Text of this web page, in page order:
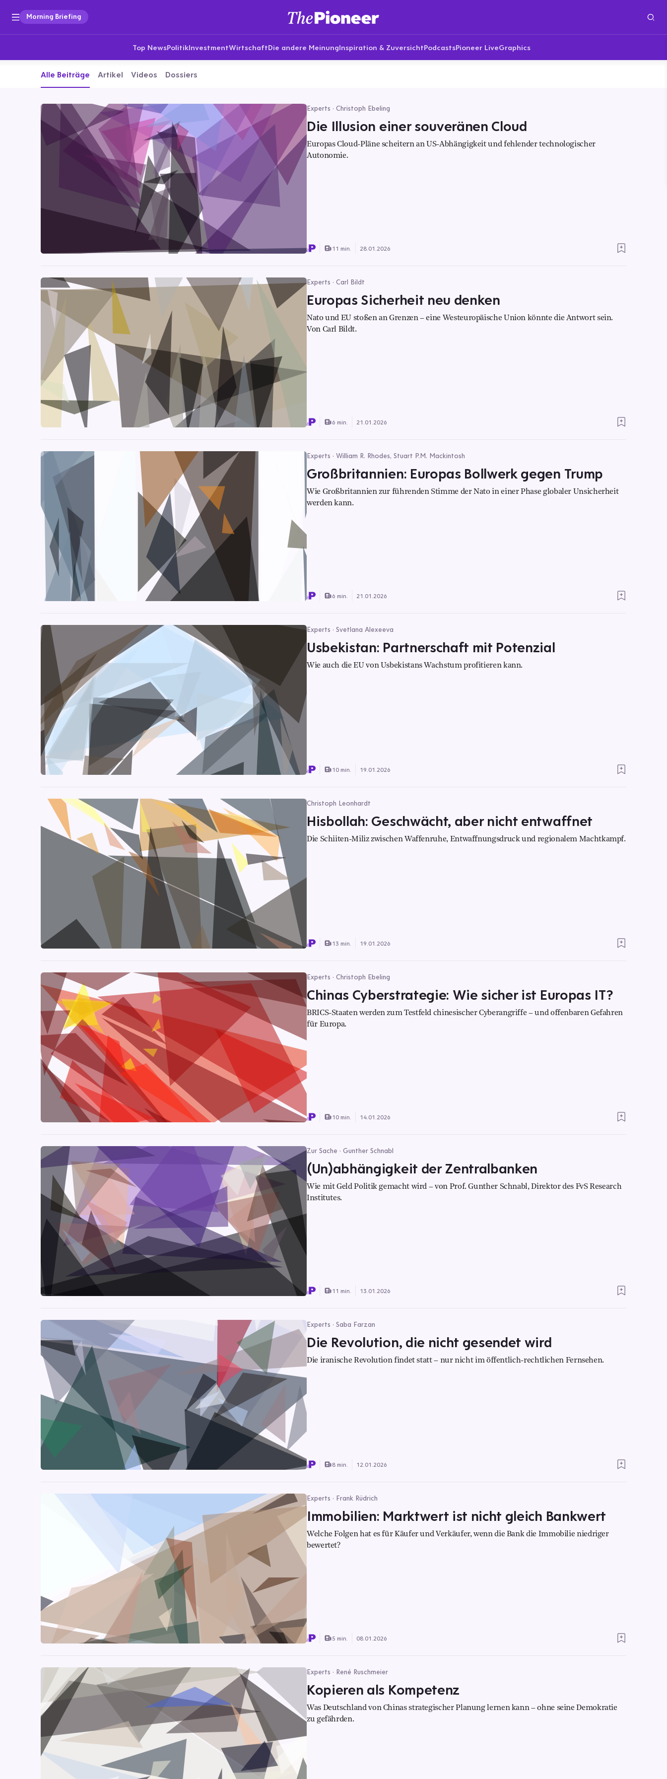
Morning Briefing
Top NewsPolitikInvestmentWirtschaftDie andere MeinungInspiration & ZuversichtPodcastsPioneer LiveGraphics
Alle Beiträge Artikel Videos Dossiers
Experts · Christoph Ebeling
Die Illusion einer souveränen Cloud
Europas Cloud-Pläne scheitern an US-Abhängigkeit und fehlender technologischer
Autonomie.
11 min. 28.01.2026
Experts · Carl Bildt
Europas Sicherheit neu denken
Nato und EU stoßen an Grenzen – eine Westeuropäische Union könnte die Antwort sein.
Von Carl Bildt.
6 min. 21.01.2026
Experts · William R. Rhodes, Stuart P.M. Mackintosh
Großbritannien: Europas Bollwerk gegen Trump
Wie Großbritannien zur führenden Stimme der Nato in einer Phase globaler Unsicherheit
werden kann.
6 min. 21.01.2026
Experts · Svetlana Alexeeva
Usbekistan: Partnerschaft mit Potenzial
Wie auch die EU von Usbekistans Wachstum profitieren kann.
10 min. 19.01.2026
Christoph Leonhardt
Hisbollah: Geschwächt, aber nicht entwaffnet
Die Schiiten-Miliz zwischen Waffenruhe, Entwaffnungsdruck und regionalem Machtkampf.
13 min. 19.01.2026
Experts · Christoph Ebeling
Chinas Cyberstrategie: Wie sicher ist Europas IT?
BRICS-Staaten werden zum Testfeld chinesischer Cyberangriffe – und offenbaren Gefahren
für Europa.
10 min. 14.01.2026
Zur Sache · Gunther Schnabl
(Un)abhängigkeit der Zentralbanken
Wie mit Geld Politik gemacht wird – von Prof. Gunther Schnabl, Direktor des FvS Research
Institutes.
11 min. 13.01.2026
Experts · Saba Farzan
Die Revolution, die nicht gesendet wird
Die iranische Revolution findet statt – nur nicht im öffentlich-rechtlichen Fernsehen.
8 min. 12.01.2026
Experts · Frank Rüdrich
Immobilien: Marktwert ist nicht gleich Bankwert
Welche Folgen hat es für Käufer und Verkäufer, wenn die Bank die Immobilie niedriger
bewertet?
5 min. 08.01.2026
Experts · René Ruschmeier
Kopieren als Kompetenz
Was Deutschland von Chinas strategischer Planung lernen kann – ohne seine Demokratie
zu gefährden.